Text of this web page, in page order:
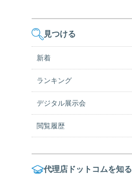
ファッション
デリバリー
エコ・省エネ
コロナ対策
建材・床材・屋根修理
見つける
新着
ランキング
デジタル展示会
閲覧履歴
代理店ドットコムを知る